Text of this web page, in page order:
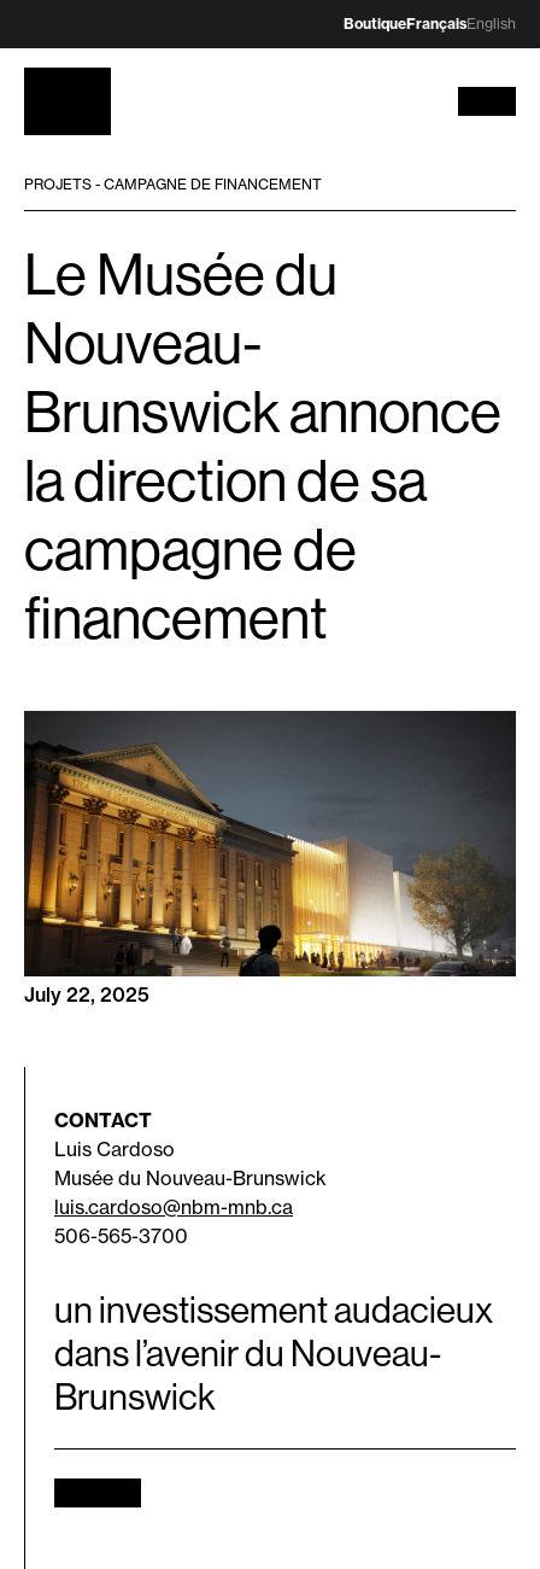
BoutiqueFrançaisEnglish
PROJETS - CAMPAGNE DE FINANCEMENT
Le Musée du
Nouveau-
Brunswick annonce
la direction de sa
campagne de
financement
July 22, 2025
un investissement audacieux
dans l’avenir du Nouveau-
Brunswick
CONTACT
Luis Cardoso
Musée du Nouveau-Brunswick
luis.cardoso@nbm-mnb.ca
506-565-3700